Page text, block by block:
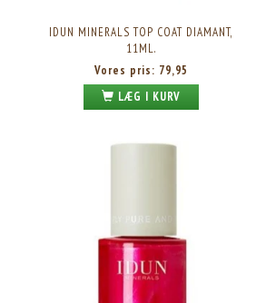
IDUN MINERALS TOP COAT DIAMANT,
11ML.
Vores pris: 79,95
LÆG I KURV